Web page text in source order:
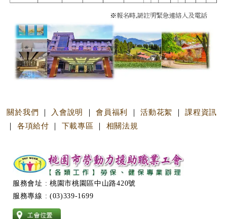
關於我們 ｜ 入會說明 ｜會員福利 ｜活動花絮 ｜課程資訊
｜ 各項給付 ｜ 下載專區 ｜ 相關法規
服務會址 : 桃園市桃園區中山路420號
服務專線 : (03)339-1699